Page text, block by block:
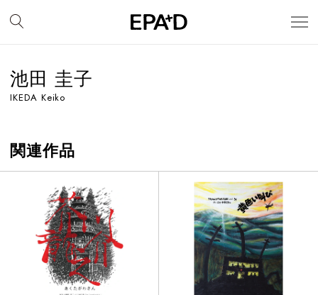
池田 圭子
IKEDA Keiko
関連作品